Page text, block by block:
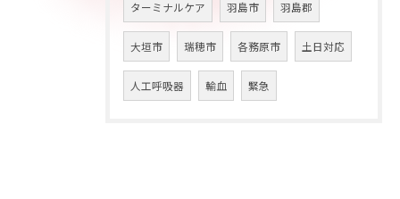
ターミナルケア 羽島市 羽島郡
大垣市 瑞穂市 各務原市 土日対応
人工呼吸器 輸血 緊急